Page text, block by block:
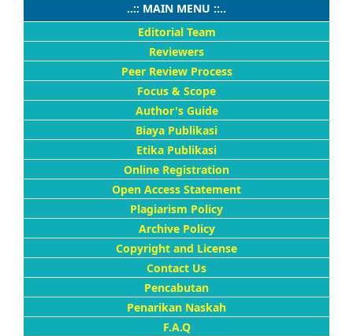
..:: MAIN MENU ::..
Editorial Team
Reviewers
Peer Review Process
Focus & Scope
Author's Guide
Biaya Publikasi
Etika Publikasi
Online Registration
Open Access Statement
Plagiarism Policy
Archive Policy
Copyright and License
Contact Us
Pencabutan
Penarikan Naskah
F.A.Q